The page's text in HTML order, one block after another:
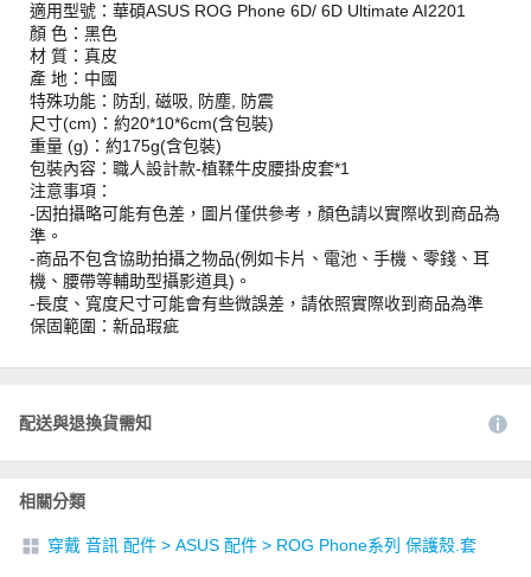
適用型號：華碩ASUS ROG Phone 6D/ 6D Ultimate AI2201
顏 色：黑色
材 質：真皮
產 地：中國
特殊功能：防刮, 磁吸, 防塵, 防震
尺寸(cm)：約20*10*6cm(含包裝)
重量 (g)：約175g(含包裝)
包裝內容：職人設計款-植鞣牛皮腰掛皮套*1
注意事項：
-因拍攝略可能有色差，圖片僅供參考，顏色請以實際收到商品為
準。
-商品不包含協助拍攝之物品(例如卡片、電池、手機、零錢、耳
機、腰帶等輔助型攝影道具)。
-長度、寬度尺寸可能會有些微誤差，請依照實際收到商品為準
保固範圍：新品瑕疵
配送與退換貨需知
相關分類
穿戴 音訊 配件 > ASUS 配件 > ROG Phone系列 保護殼.套